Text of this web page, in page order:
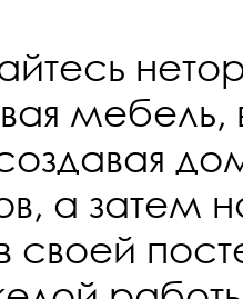
а затем
своей